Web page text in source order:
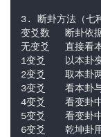
3. 断卦方法（七
变爻数	断卦依
无变爻	直
1变爻	以
2变爻
3变爻	看
4变爻
5变爻	看
6变爻